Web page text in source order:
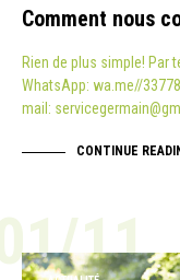
Comment nous
Rien de plus simple! Par
WhatsApp: wa.me//
mail:
CONTINUE
11